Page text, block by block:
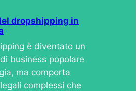
dropshipping in
è diventato un
business popolare
ma comporta
complessi che